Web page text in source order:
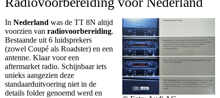
In Nederland was de TT 8N altijd
voorzien van radiovoorbereiding.
Bestaande uit 6 luidsprekers
(zowel Coupé als Roadster) en een
antenne. Klaar voor een
aftermarket radio. Schijnbaar iets
unieks aangezien deze
standaarduitvoering niet in de
details folder genoemd werd en